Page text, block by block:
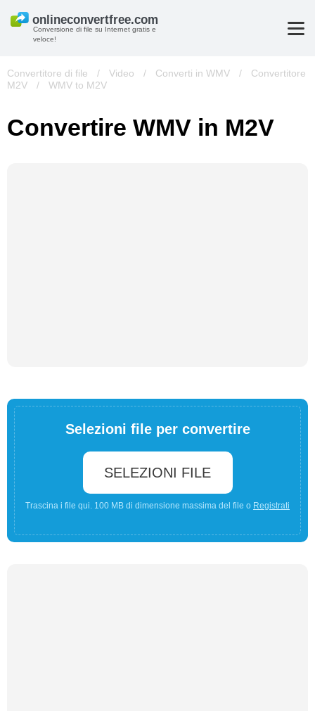
Conversione di file su Internet gratis e
veloce!
Convertitore di file / Video / Converti in WMV /
Convertitore
M2V
/ WMV to M2V
Convertire WMV in M2V
Selezioni file per convertire
SELEZIONI FILE
Trascina i file qui. 100 MB di dimensione massima del file o Registrati